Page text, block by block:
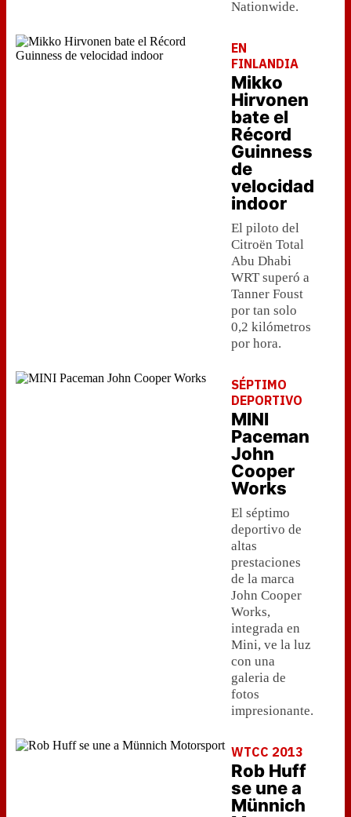
Nationwide.
EN
FINLANDIA
Mikko
Hirvonen
bate el
Récord
Guinness
de
velocidad
indoor
El piloto del
Citroën Total
Abu Dhabi
WRT superó a
Tanner Foust
por tan solo
0,2 kilómetros
por hora.
SÉPTIMO
DEPORTIVO
MINI
Paceman
John
Cooper
Works
El séptimo
deportivo de
altas
prestaciones
de la marca
John Cooper
Works,
integrada en
Mini, ve la luz
con una
galeria de
fotos
impresionante.
WTCC 2013
Rob Huff
se une a
Münnich